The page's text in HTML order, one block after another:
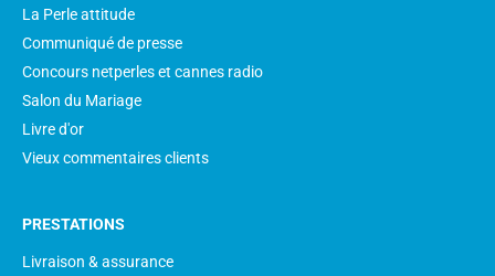
La Perle attitude
Communiqué de presse
Concours netperles et cannes radio
Salon du Mariage
Livre d'or
Vieux commentaires clients
PRESTATIONS
Livraison & assurance